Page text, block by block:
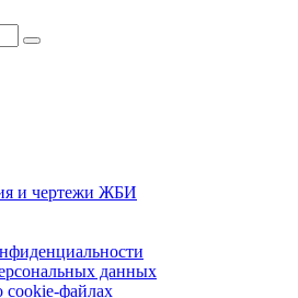
и чертежи ЖБИ
данных
файлах